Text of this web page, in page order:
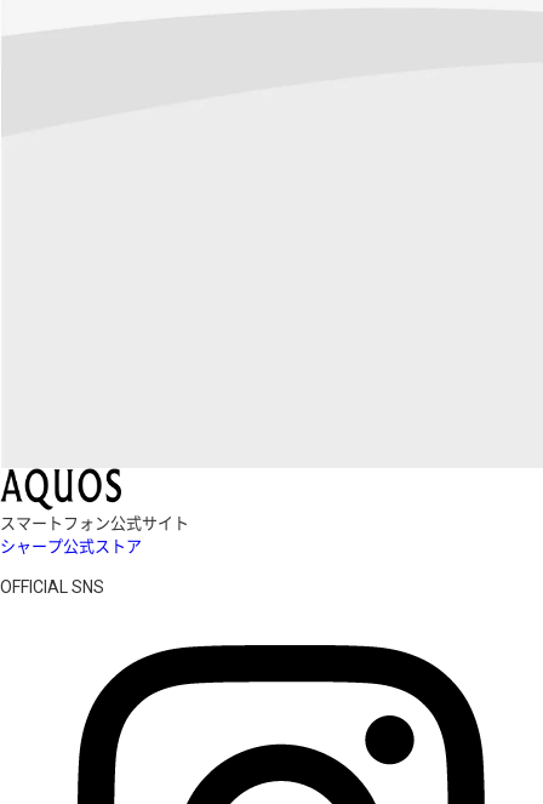
スマートフォン公式サイト
シャープ公式ストア
OFFICIAL SNS